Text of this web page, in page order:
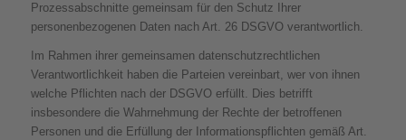
Prozessabschnitte gemeinsam für den Schutz Ihrer
personenbezogenen Daten nach Art. 26 DSGVO verantwortlich.
Im Rahmen ihrer gemeinsamen datenschutzrechtlichen
Verantwortlichkeit haben die Parteien vereinbart, wer von ihnen
welche Pflichten nach der DSGVO erfüllt. Dies betrifft
insbesondere die Wahrnehmung der Rechte der betroffenen
Personen und die Erfüllung der Informationspflichten gemäß Art.